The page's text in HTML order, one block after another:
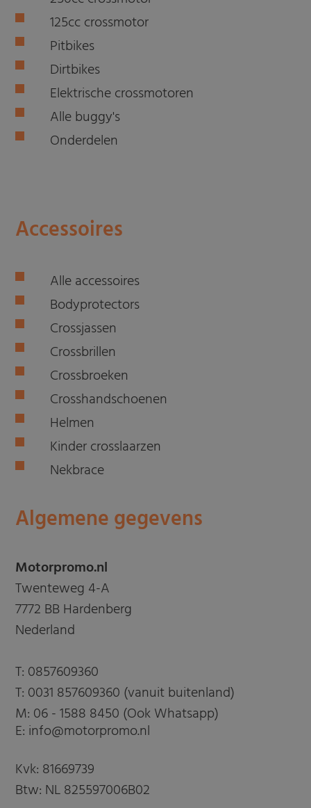
125cc crossmotor
Pitbikes
Dirtbikes
Elektrische crossmotoren
Alle buggy's
Onderdelen
Accessoires
Alle accessoires
Bodyprotectors
Crossjassen
Crossbrillen
Crossbroeken
Crosshandschoenen
Helmen
Kinder crosslaarzen
Nekbrace
Algemene gegevens
Motorpromo.nl
Twenteweg 4-A
7772 BB Hardenberg
Nederland
T: 0857609360
T: 0031 857609360 (vanuit buitenland)
M: 06 - 1588 8450 (Ook Whatsapp)
E: info@motorpromo.nl
Kvk: 81669739
Btw: NL 825597006B02